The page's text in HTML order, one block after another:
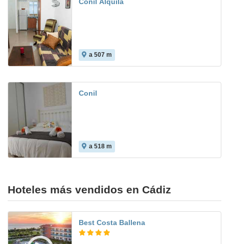
a 507 m
Conil
a 518 m
Hoteles más vendidos en Cádiz
Best Costa Ballena